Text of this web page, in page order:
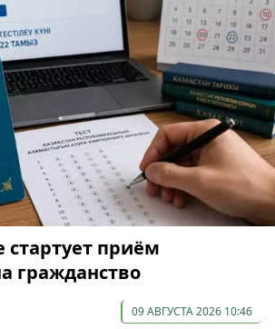
стартует приём
гражданство
09 АВГУСТА 2026 10:46